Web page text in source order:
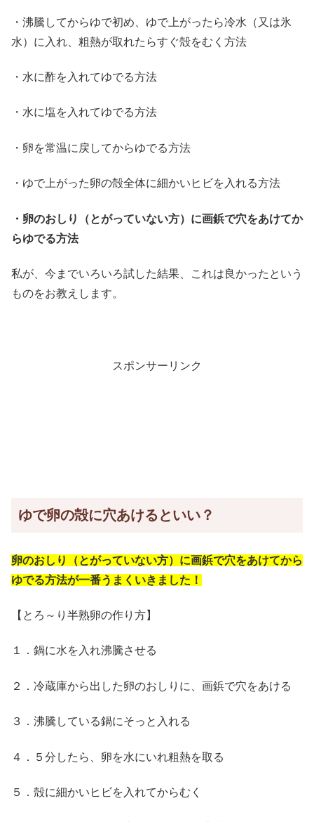
・沸騰してからゆで初め、ゆで上がったら冷水（又は氷
水）に入れ、粗熱が取れたらすぐ殻をむく方法
・水に酢を入れてゆでる方法
・水に塩を入れてゆでる方法
・卵を常温に戻してからゆでる方法
・ゆで上がった卵の殻全体に細かいヒビを入れる方法
・卵のおしり（とがっていない方）に画鋲で穴をあけてか
らゆでる方法
私が、今までいろいろ試した結果、これは良かったという
ものをお教えします。
スポンサーリンク
ゆで卵の殻に穴あけるといい？
卵のおしり（とがっていない方）に画鋲で穴をあけてから
ゆでる方法が一番うまくいきました！
【とろ～り半熟卵の作り方】
１．鍋に水を入れ沸騰させる
２．冷蔵庫から出した卵のおしりに、画鋲で穴をあける
３．沸騰している鍋にそっと入れる
４．５分したら、卵を水にいれ粗熱を取る
５．殻に細かいヒビを入れてからむく